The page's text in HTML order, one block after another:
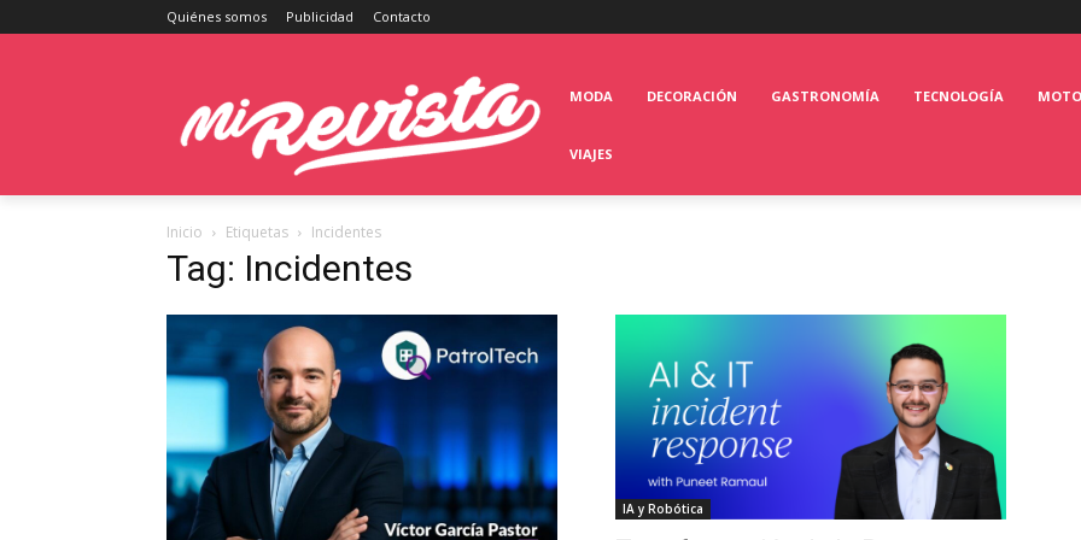
Quiénes somos Publicidad Contacto
MODA DECORACIÓN GASTRONOMÍA TECNOLOGÍA
VIAJES
Inicio Etiquetas Incidentes
Tag: Incidentes
IA y Robótica